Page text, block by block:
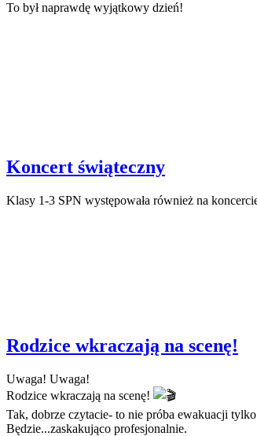
To był naprawdę wyjątkowy dzień!
Koncert świąteczny
Klasy 1-3 SPN występowała również na
Rodzice wkraczają na scenę!
Uwaga! Uwaga!
Rodzice wkraczają na scenę!
Tak, dobrze czytacie- to nie próba ewakuacji
Będzie...zaskakująco profesjonalnie.